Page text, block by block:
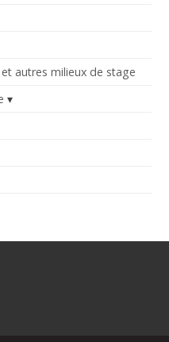
et autres milieux de stage